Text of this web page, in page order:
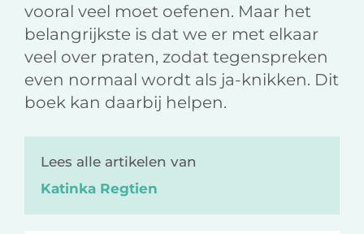
vooral veel moet oefenen. Maar het
belangrijkste is dat we er met elkaar
veel over praten, zodat tegenspreken
even normaal wordt als ja-knikken. Dit
boek kan daarbij helpen.
Lees alle artikelen van
Katinka Regtien